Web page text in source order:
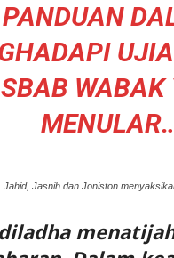
PANDUAN
WABAK
Jahid, Jasnih dan Joniston